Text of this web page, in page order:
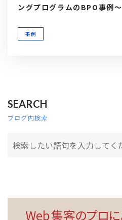
ングプログラムのBPO事例～
事例
SEARCH
ブログ内検索